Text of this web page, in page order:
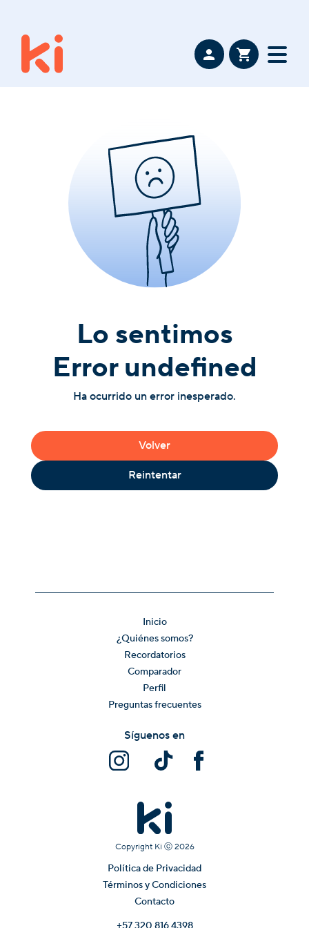
Lo sentimos
Error undefined
Ha ocurrido un error inesperado.
Volver
Reintentar
Inicio
¿Quiénes somos?
Recordatorios
Comparador
Perfil
Preguntas frecuentes
Copyright Ki ⓒ 2026
Política de Privacidad
Términos y Condiciones
Contacto
Síguenos en